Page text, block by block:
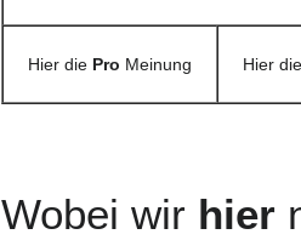
Hier die Pro Meinung Hier
Wobei wir hier